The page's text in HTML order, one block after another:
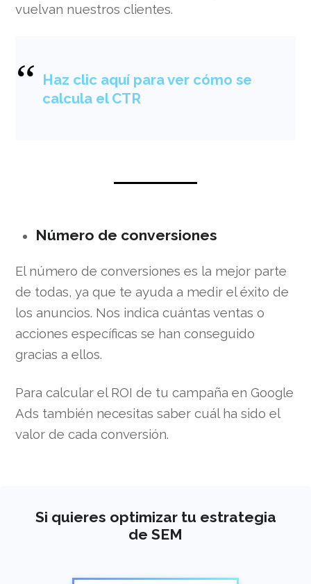
vuelvan nuestros clientes.
Haz clic aquí para ver cómo se
calcula el CTR
Número de conversiones
El número de conversiones es la mejor parte
de todas, ya que te ayuda a medir el éxito de
los anuncios. Nos indica cuántas ventas o
acciones específicas se han conseguido
gracias a ellos.
Para calcular el ROI de tu campaña en Google
Ads también necesitas saber cuál ha sido el
valor de cada conversión.
Si quieres optimizar tu estrategia
de SEM